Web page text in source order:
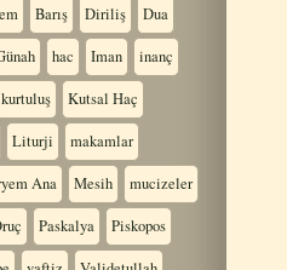
Barış Diriliş Dua
hac Iman inanç
kurtuluş Kutsal Haç
Liturji makamlar
Ana Mesih mucizeler
Paskalya Piskopos